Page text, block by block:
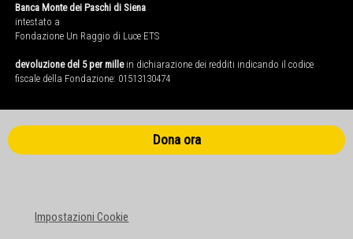
Banca Monte dei Paschi di Siena
intestato a
Fondazione Un Raggio di Luce ETS
devoluzione del 5 per millein dichiarazione dei redditi indicando il codice
fiscale della Fondazione: 01513130474
Dona ora
Impostazioni Cookie